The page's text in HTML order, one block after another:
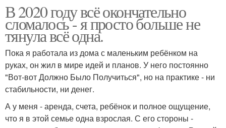
В 2020 году всё окончательно
сломалось - я просто больше не
тянула всё одна.
Пока я работала из дома с маленьким ребёнком на
руках, он жил в мире идей и планов. У него постоянно
"Вот-вот Должно Было Получиться", но на практике - ни
стабильности, ни денег.
А у меня - аренда, счета, ребёнок и полное ощущение,
что я в этой семье одна взрослая. С его стороны -